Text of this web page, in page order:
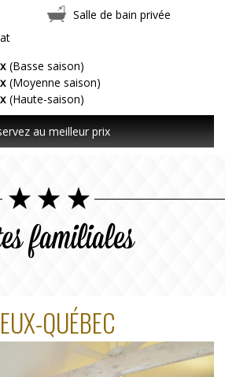
Salle de bain privée
(Basse saison)
(Moyenne saison)
(Haute-saison)
au meilleur prix
familiales
QUÉBEC